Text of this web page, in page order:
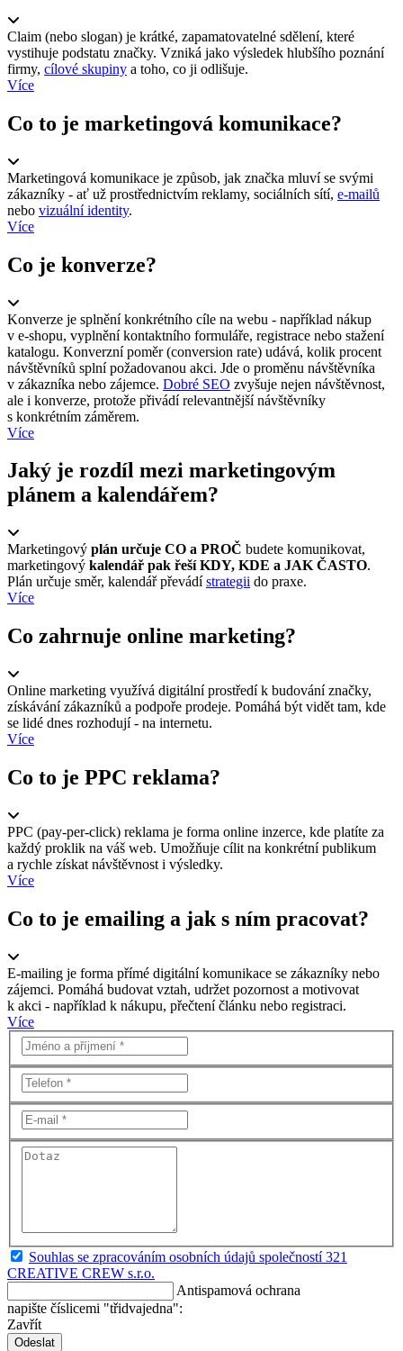
Claim (nebo slogan) je krátké, zapamatovatelné sdělení, které
vystihuje podstatu značky. Vzniká jako výsledek hlubšího poznání
firmy, cílové skupiny a toho, co ji odlišuje.
Více
Co to je marketingová komunikace?
Marketingová komunikace je způsob, jak značka mluví se svými
zákazníky - ať už prostřednictvím reklamy, sociálních sítí, e-mailů
nebo vizuální identity.
Více
Co je konverze?
Konverze je splnění konkrétního cíle na webu - například nákup
v e-shopu, vyplnění kontaktního formuláře, registrace nebo stažení
katalogu. Konverzní poměr (conversion rate) udává, kolik procent
návštěvníků splní požadovanou akci. Jde o proměnu návštěvníka
v zákazníka nebo zájemce. Dobré SEO zvyšuje nejen návštěvnost,
ale i konverze, protože přivádí relevantnější návštěvníky
s konkrétním záměrem.
Více
Jaký je rozdíl mezi marketingovým
plánem a kalendářem?
Marketingový plán určuje CO a PROČ budete komunikovat,
marketingový kalendář pak řeší KDY, KDE a JAK ČASTO.
Plán určuje směr, kalendář převádístrategii do praxe.
Více
Co zahrnuje online marketing?
Online marketing využívá digitální prostředí k budování značky,
získávání zákazníků a podpoře prodeje. Pomáhá být vidět tam, kde
se lidé dnes rozhodují - na internetu.
Více
Co to je PPC reklama?
PPC (pay-per-click) reklama je forma online inzerce, kde platíte za
každý proklik na váš web. Umožňuje cílit na konkrétní publikum
a rychle získat návštěvnost i výsledky.
Více
Co to je emailing a jak s ním pracovat?
E-mailing je forma přímé digitální komunikace se zákazníky nebo
zájemci. Pomáhá budovat vztah, udržet pozornost a motivovat
k akci - například k nákupu, přečtení článku nebo registraci.
Více
Souhlas se zpracováním osobních údajů společností 321
CREATIVE CREW s.r.o.
Antispamová ochrana
napište číslicemi "třidvajedna":
Zavřít
Odeslat